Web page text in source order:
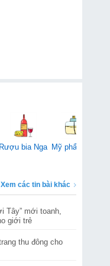
Rượu bia Nga Mỹ phẩm Mỹ
Xem các tin bài khác
Tây” mới toanh,
giới trẻ
thu đông cho